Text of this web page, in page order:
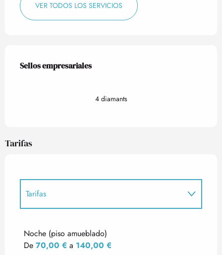
VER TODOS LOS SERVICIOS
Oferta de prestaciones
Sellos empresariales
Sellos empresariales
4 diamants
Tarifas
Tarifas
Noche (piso amueblado)
De 70,00 € a 140,00 €